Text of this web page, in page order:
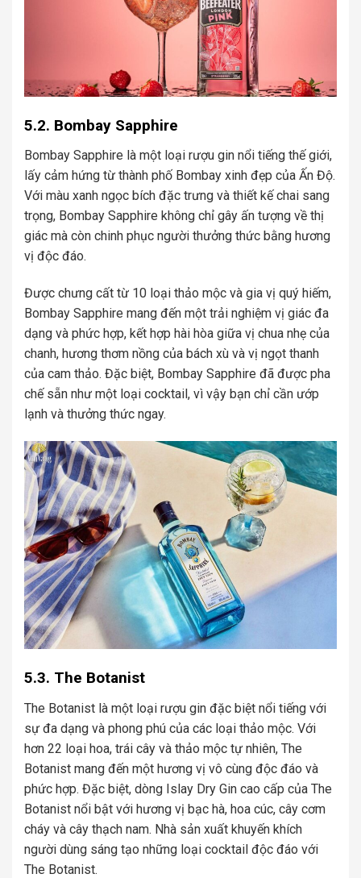
5.2. Bombay Sapphire
Bombay Sapphire là một loại rượu gin nổi tiếng thế giới,
lấy cảm hứng từ thành phố Bombay xinh đẹp của Ấn Độ.
Với màu xanh ngọc bích đặc trưng và thiết kế chai sang
trọng, Bombay Sapphire không chỉ gây ấn tượng về thị
giác mà còn chinh phục người thưởng thức bằng hương
vị độc đáo.
Được chưng cất từ 10 loại thảo mộc và gia vị quý hiếm,
Bombay Sapphire mang đến một trải nghiệm vị giác đa
dạng và phức hợp, kết hợp hài hòa giữa vị chua nhẹ của
chanh, hương thơm nồng của bách xù và vị ngọt thanh
của cam thảo. Đặc biệt, Bombay Sapphire đã được pha
chế sẵn như một loại cocktail, vì vậy bạn chỉ cần ướp
lạnh và thưởng thức ngay.
5.3. The Botanist
The Botanist là một loại rượu gin đặc biệt nổi tiếng với
sự đa dạng và phong phú của các loại thảo mộc. Với
hơn 22 loại hoa, trái cây và thảo mộc tự nhiên, The
Botanist mang đến một hương vị vô cùng độc đáo và
phức hợp. Đặc biệt, dòng Islay Dry Gin cao cấp của The
Botanist nổi bật với hương vị bạc hà, hoa cúc, cây cơm
cháy và cây thạch nam. Nhà sản xuất khuyến khích
người dùng sáng tạo những loại cocktail độc đáo với
The Botanist.